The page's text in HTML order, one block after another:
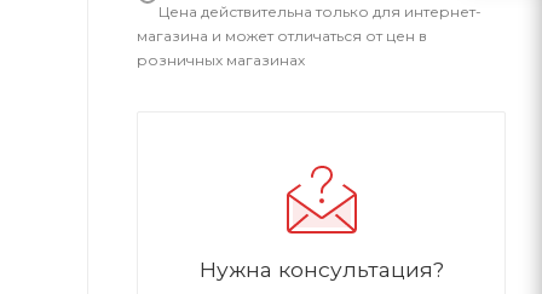
Цена действительна только для интернет-
магазина и может отличаться от цен в
розничных магазинах
Нужна консультация?